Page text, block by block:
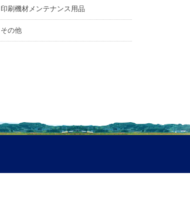
印刷機材メンテナンス用品
その他